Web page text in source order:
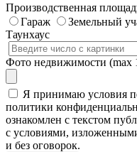
Производственная
Гараж
Земельный
Таунхаус
Фото недвижимости (max
Я принимаю условия
политики
ознакомлен с текстом
с условиями,
и без оговорок.